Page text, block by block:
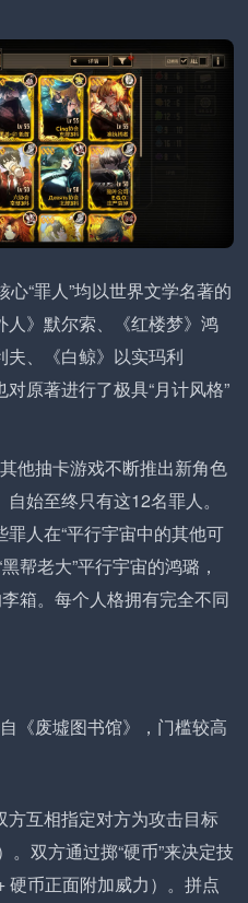
心“罪人”均以世界文学名著的
人》默尔索、《红楼梦》鸿
、《白鲸》以实玛利
原著进行了极具“月计风格”
其他抽卡游戏不断推出新角色
始至终只有这12名罪人。
人在“平行宇宙中的其他可
帮老大”平行宇宙的鸿璐，
箱。每个人格拥有完全不同
《废墟图书馆》，门槛较高
方互相指定对方为攻击目标
。双方通过掷“硬币”来决定技
硬币正面附加威力）。拼点